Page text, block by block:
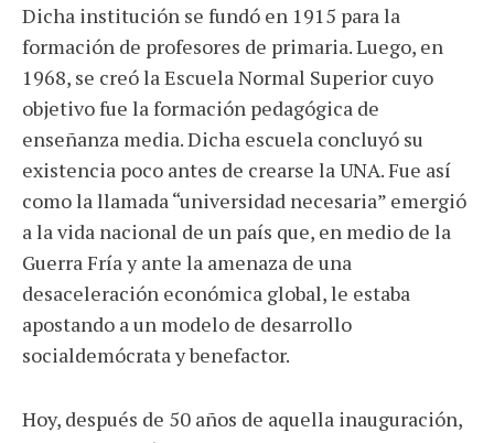
Dicha institución se fundó en 1915 para la
formación de profesores de primaria. Luego, en
1968, se creó la Escuela Normal Superior cuyo
objetivo fue la formación pedagógica de
enseñanza media. Dicha escuela concluyó su
existencia poco antes de crearse la UNA. Fue así
como la llamada “universidad necesaria” emergió
a la vida nacional de un país que, en medio de la
Guerra Fría y ante la amenaza de una
desaceleración económica global, le estaba
apostando a un modelo de desarrollo
socialdemócrata y benefactor.
Hoy, después de 50 años de aquella inauguración,